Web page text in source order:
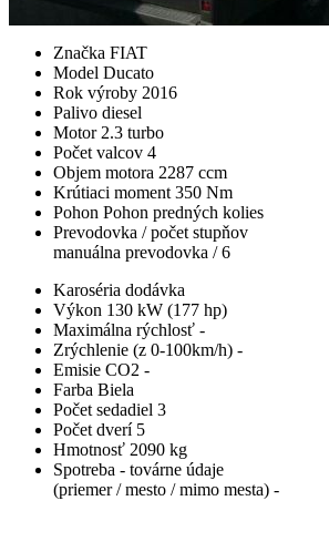
Značka FIAT
Model Ducato
Rok výroby 2016
Palivo diesel
Motor 2.3 turbo
Počet valcov 4
Objem motora 2287 ccm
Krútiaci moment 350 Nm
Pohon Pohon predných kolies
Prevodovka / počet stupňov
manuálna prevodovka / 6
Karoséria dodávka
Výkon 130 kW (177 hp)
Maximálna rýchlosť -
Zrýchlenie (z 0-100km/h) -
Emisie CO2 -
Farba Biela
Počet sedadiel 3
Počet dverí 5
Hmotnosť 2090 kg
Spotreba - továrne údaje
(priemer / mesto / mimo mesta) -